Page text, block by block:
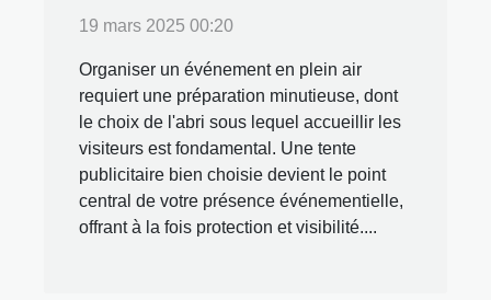
19 mars 2025 00:20
Organiser un événement en plein air
requiert une préparation minutieuse, dont
le choix de l'abri sous lequel accueillir les
visiteurs est fondamental. Une tente
publicitaire bien choisie devient le point
central de votre présence événementielle,
offrant à la fois protection et visibilité....